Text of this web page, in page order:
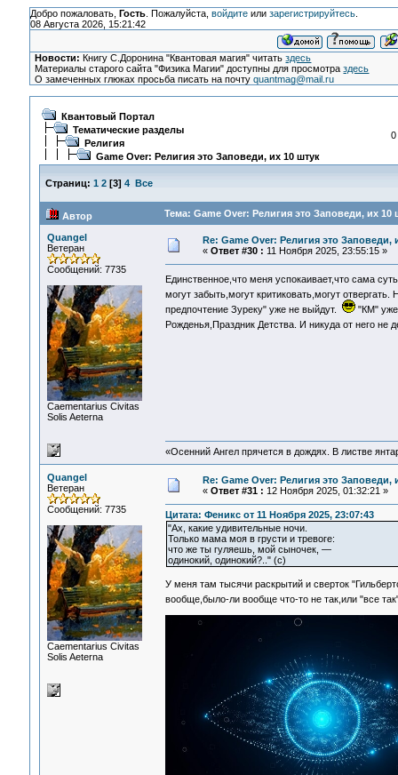
Добро пожаловать, Гость. Пожалуйста, войдитеили зарегистрируйтесь.
08 Августа 2026, 15:21:42
Новости: Книгу С.Доронина "Квантовая магия" читатьздесь
Материалы старого сайта "Физика Магии" доступны для просмотраздесь
О замеченных глюках просьба писать на почтуquantmag@mail.ru
Квантовый Портал
Тематические разделы
Религия
Game Over: Религия это Заповеди, их 10 штук
0
Страниц: 1 2[3] 4 Все
Автор Тема: Game Over: Религия это Заповеди, их 10
Quangel
Ветеран
Сообщений: 7735
Сaementarius Civitas
Solis Aeterna
Re: Game Over: Религия это Заповеди,
« Ответ #30 : 11 Ноября 2025, 23:55:15 »
Единственное,что меня успокаивает,что сама
могут забыть,могут критиковать,могут
предпочтение Зуреку" уже не выйдут.
"КМ" уже
Рожденья,Праздник Детства. И никуда от него не
«Осенний Ангел прячется в дождях. В листве
Quangel
Ветеран
Сообщений: 7735
Сaementarius Civitas
Solis Aeterna
Re: Game Over: Религия это Заповеди,
« Ответ #31 : 12 Ноября 2025, 01:32:21 »
Цитата: Феникс от 11 Ноября 2025, 23:07:43
"Ах, какие удивительные ночи.
Только мама моя в грусти и тревоге:
что же ты гуляешь, мой сыночек, —
одинокий, одинокий?.." (c)
У меня там тысячи раскрытий и сверток
вообще,было-ли вообще что-то не так,или "все